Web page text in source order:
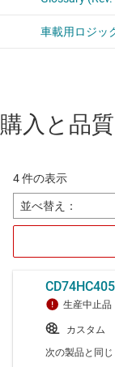
購入と品質